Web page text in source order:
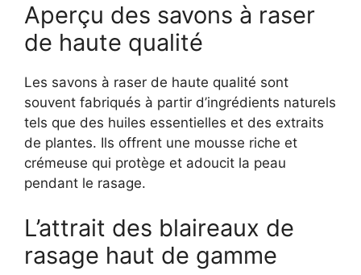
Aperçu des savons à raser
de haute qualité
Les savons à raser de haute qualité sont
souvent fabriqués à partir d’ingrédients naturels
tels que des huiles essentielles et des extraits
de plantes. Ils offrent une mousse riche et
crémeuse qui protège et adoucit la peau
pendant le rasage.
L’attrait des blaireaux de
rasage haut de gamme